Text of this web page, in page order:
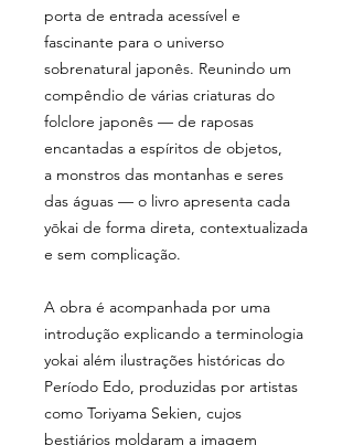
porta de entrada acessível e
fascinante para o universo
sobrenatural japonês. Reunindo um
compêndio de várias criaturas do
folclore japonês — de raposas
encantadas a espíritos de objetos,
a monstros das montanhas e seres
das águas — o livro apresenta cada
yōkai de forma direta, contextualizada
e sem complicação.
A obra é acompanhada por uma
introdução explicando a terminologia
yokai além ilustrações históricas do
Período Edo, produzidas por artistas
como Toriyama Sekien, cujos
bestiários moldaram a imagem